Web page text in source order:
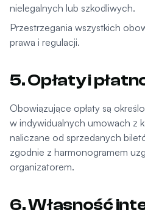
nielegalnych lub szkodliwych.
Przestrzegania wszystkich
prawa i regulacji.
5. Opłaty i
Obowiązujące opłaty są
w indywidualnych umowach z
naliczane od sprzedanych
zgodnie z harmonogramem
organizatorem.
6. Własność